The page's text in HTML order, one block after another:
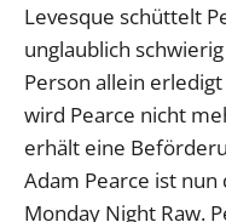
Levesque schüttelt
unglaublich
Person allein
wird Pearce nicht
erhält eine
Adam Pearce ist
Monday Night Raw.